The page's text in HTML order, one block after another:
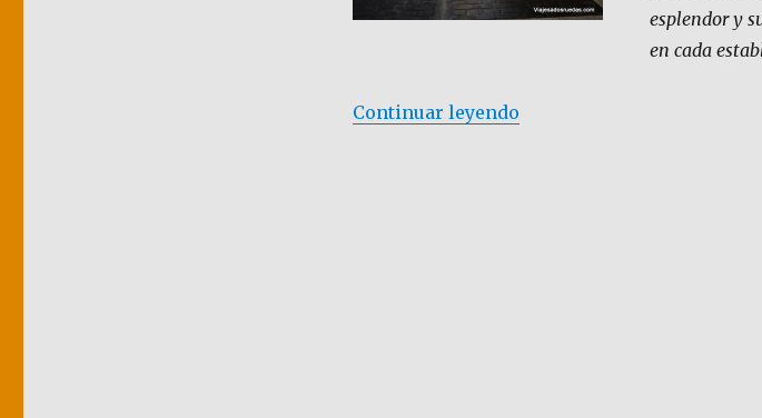
esplendor y
en cada
Continuar leyendo«Pamplona, capital de